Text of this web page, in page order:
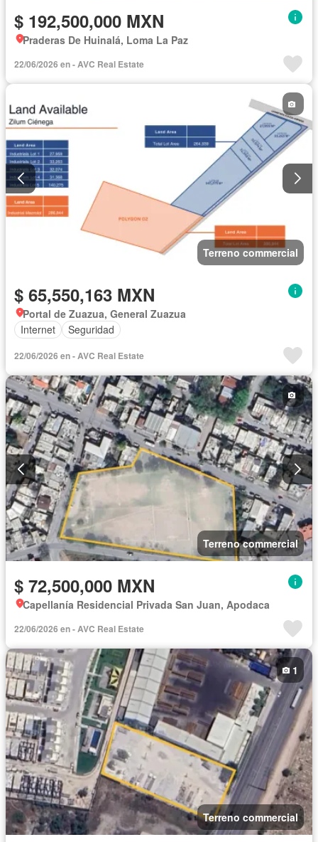
$ 192,500,000 MXN
Praderas De Huinalá, Loma La Paz
22/06/2026 en - AVC Real Estate
Terreno commercial
$ 65,550,163 MXN
Portal de Zuazua, General Zuazua
Internet
Seguridad
22/06/2026 en - AVC Real Estate
Terreno commercial
$ 72,500,000 MXN
Capellanía Residencial Privada San Juan, Apodaca
22/06/2026 en - AVC Real Estate
Terreno commercial
1